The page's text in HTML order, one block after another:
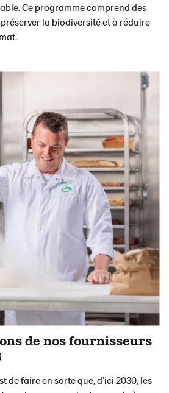
Ce programme comprend des
la biodiversité et à réduire
de nos fournisseurs
de faire en sorte que, d’ici 2030, les